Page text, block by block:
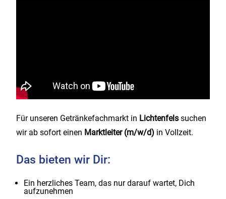
Für unseren Getränkefachmarkt in Lichtenfels suchen
wir ab sofort einen Marktleiter (m/w/d) in Vollzeit.
Das bieten wir Dir:
Ein herzliches Team, das nur darauf wartet, Dich
aufzunehmen